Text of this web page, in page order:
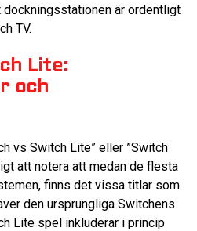
är ordentligt
TV.
Lite:
och
vs Switch Lite” eller ”Switch
att notera att medan de flesta
finns det vissa titlar som
den ursprungliga Switchens
Lite spel inkluderar i princip